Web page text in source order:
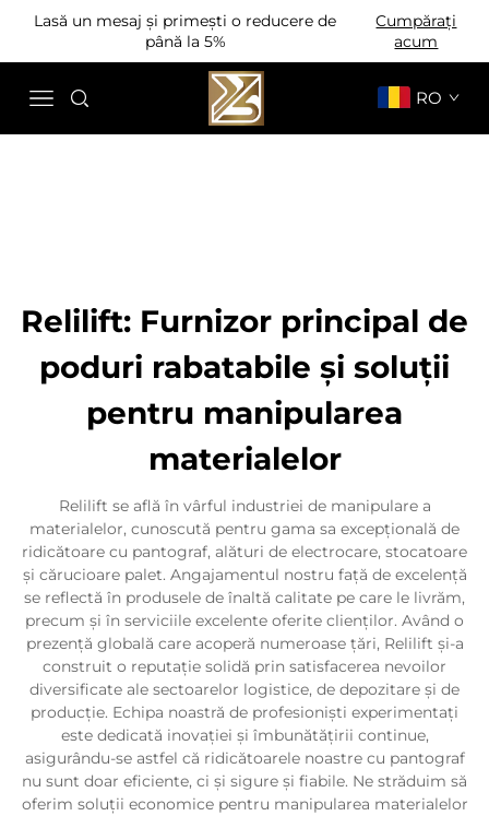
Lasă un mesaj și primești o reducere de
până la 5%
Cumpărați
acum
RO
Relilift: Furnizor principal de
poduri rabatabile și soluții
pentru manipularea
materialelor
Relilift se află în vârful industriei de manipulare a
materialelor, cunoscută pentru gama sa excepțională de
ridicătoare cu pantograf, alături de electrocare, stocatoare
și cărucioare palet. Angajamentul nostru față de excelență
se reflectă în produsele de înaltă calitate pe care le livrăm,
precum și în serviciile excelente oferite clienților. Având o
prezență globală care acoperă numeroase țări, Relilift și-a
construit o reputație solidă prin satisfacerea nevoilor
diversificate ale sectoarelor logistice, de depozitare și de
producție. Echipa noastră de profesioniști experimentați
este dedicată inovației și îmbunătățirii continue,
asigurându-se astfel că ridicătoarele noastre cu pantograf
nu sunt doar eficiente, ci și sigure și fiabile. Ne străduim să
oferim soluții economice pentru manipularea materialelor